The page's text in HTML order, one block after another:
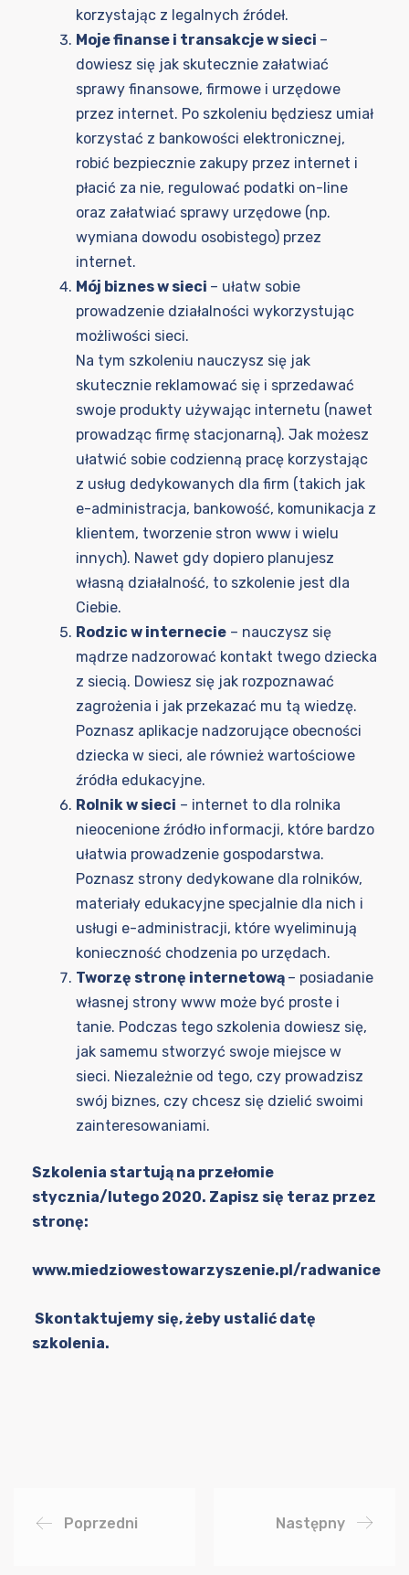
korzystając z legalnych źródeł.
Moje finanse i transakcje w sieci –
dowiesz się jak skutecznie załatwiać
sprawy finansowe, firmowe i urzędowe
przez internet. Po szkoleniu będziesz umiał
korzystać z bankowości elektronicznej,
robić bezpiecznie zakupy przez internet i
płacić za nie, regulować podatki on-line
oraz załatwiać sprawy urzędowe (np.
wymiana dowodu osobistego) przez
internet.
Mój biznes w sieci – ułatw sobie
prowadzenie działalności wykorzystując
możliwości sieci.
Na tym szkoleniu nauczysz się jak
skutecznie reklamować się i sprzedawać
swoje produkty używając internetu (nawet
prowadząc firmę stacjonarną). Jak możesz
ułatwić sobie codzienną pracę korzystając
z usług dedykowanych dla firm (takich jak
e-administracja, bankowość, komunikacja z
klientem, tworzenie stron www i wielu
innych). Nawet gdy dopiero planujesz
własną działalność, to szkolenie jest dla
Ciebie.
Rodzic w internecie – nauczysz się
mądrze nadzorować kontakt twego dziecka
z siecią. Dowiesz się jak rozpoznawać
zagrożenia i jak przekazać mu tą wiedzę.
Poznasz aplikacje nadzorujące obecności
dziecka w sieci, ale również wartościowe
źródła edukacyjne.
Rolnik w sieci – internet to dla rolnika
nieocenione źródło informacji, które bardzo
ułatwia prowadzenie gospodarstwa.
Poznasz strony dedykowane dla rolników,
materiały edukacyjne specjalnie dla nich i
usługi e-administracji, które wyeliminują
konieczność chodzenia po urzędach.
Tworzę stronę internetową – posiadanie
własnej strony www może być proste i
tanie. Podczas tego szkolenia dowiesz się,
jak samemu stworzyć swoje miejsce w
sieci. Niezależnie od tego, czy prowadzisz
swój biznes, czy chcesz się dzielić swoimi
zainteresowaniami.
Szkolenia startują na przełomie
stycznia/lutego 2020. Zapisz się teraz przez
stronę:
www.miedziowestowarzyszenie.pl/radwanice
Skontaktujemy się, żeby ustalić datę
szkolenia.
Poprzedni Następny